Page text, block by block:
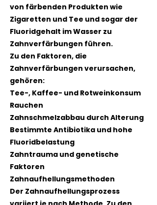
von färbenden Produkten wie
Zigaretten und Tee und sogar der
Fluoridgehalt im Wasser zu
Zahnverfärbungen führen.
Zu den Faktoren, die
Zahnverfärbungen verursachen,
gehören:
Tee-, Kaffee- und Rotweinkonsum
Rauchen
Zahnschmelzabbau durch Alterung
Bestimmte Antibiotika und hohe
Fluoridbelastung
Zahntrauma und genetische
Faktoren
Zahnaufhellungsmethoden
Der Zahnaufhellungsprozess